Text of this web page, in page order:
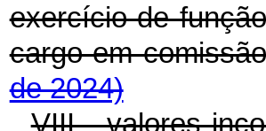
exercício de
cargo em
de 2024)
VIII - valores